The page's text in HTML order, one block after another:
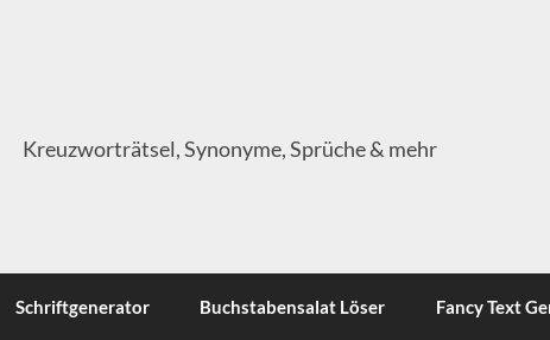
Kreuzworträtsel, Synonyme, Sprüche & mehr
Schriftgenerator Buchstabensalat Löser Fancy Text